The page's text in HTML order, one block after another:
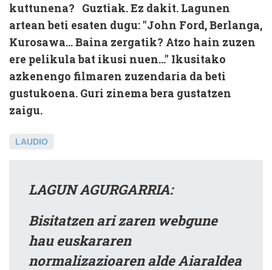
kuttunena? Guztiak. Ez dakit. Lagunen
artean beti esaten dugu: "John Ford, Berlanga,
Kurosawa... Baina zergatik? Atzo hain zuzen
ere pelikula bat ikusi nuen..." Ikusitako
azkenengo filmaren zuzendaria da beti
gustukoena. Guri zinema bera gustatzen
zaigu.
LAUDIO
LAGUN AGURGARRIA:
Bisitatzen ari zaren webgune
hau euskararen
normalizazioaren alde Aiaraldea